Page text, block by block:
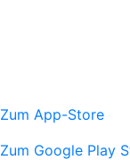
Zum App-Store
Zum Google Play